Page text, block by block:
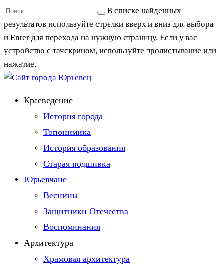
Перейти
к
содержанию
Search
for:
В списке найденных
результатов используйте стрелки вверх и вниз для выбора
и Enter для перехода на нужную страницу. Если у вас
устройство с тачскрином, используйте пролистывание или
нажатие.
Краеведение
История города
Топонимика
История образования
Старая подшивка
Юрьевчане
Веснины
Защитники Отечества
Воспоминания
Архитектура
Храмовая архитектура